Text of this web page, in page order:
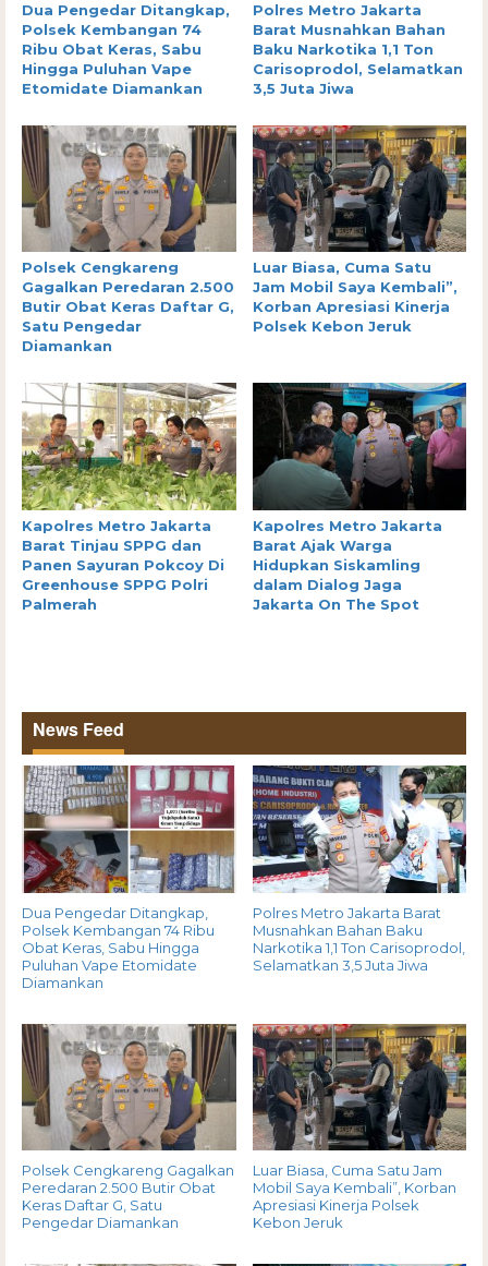
Dua Pengedar Ditangkap,
Polsek Kembangan 74
Ribu Obat Keras, Sabu
Hingga Puluhan Vape
Etomidate Diamankan
Polres Metro Jakarta
Barat Musnahkan Bahan
Baku Narkotika 1,1 Ton
Carisoprodol, Selamatkan
3,5 Juta Jiwa
Polsek Cengkareng
Gagalkan Peredaran 2.500
Butir Obat Keras Daftar G,
Satu Pengedar
Diamankan
Luar Biasa, Cuma Satu
Jam Mobil Saya Kembali”,
Korban Apresiasi Kinerja
Polsek Kebon Jeruk
Kapolres Metro Jakarta
Barat Tinjau SPPG dan
Panen Sayuran Pokcoy Di
Greenhouse SPPG Polri
Palmerah
Kapolres Metro Jakarta
Barat Ajak Warga
Hidupkan Siskamling
dalam Dialog Jaga
Jakarta On The Spot
News Feed
Dua Pengedar Ditangkap,
Polsek Kembangan 74 Ribu
Obat Keras, Sabu Hingga
Puluhan Vape Etomidate
Diamankan
Polres Metro Jakarta Barat
Musnahkan Bahan Baku
Narkotika 1,1 Ton Carisoprodol,
Selamatkan 3,5 Juta Jiwa
Polsek Cengkareng Gagalkan
Peredaran 2.500 Butir Obat
Keras Daftar G, Satu
Pengedar Diamankan
Luar Biasa, Cuma Satu Jam
Mobil Saya Kembali”, Korban
Apresiasi Kinerja Polsek
Kebon Jeruk